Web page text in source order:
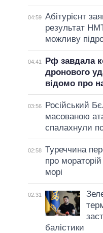
04:59 Абітурієнт
результат
можливу
04:41
Рф завдала
дронового
відомо про
03:56
Російський
масованою
спалахнули
02:58 Туреччина
про
морі
02:31
балістики